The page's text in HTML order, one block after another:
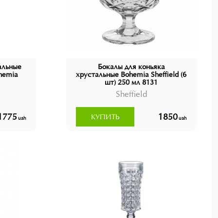
uah
Бокалы для коньяка
хрустальные Bohemia Sheffield (6
шт) 250 мл 8131
Sheffield
1850uah
КУПИТЬ